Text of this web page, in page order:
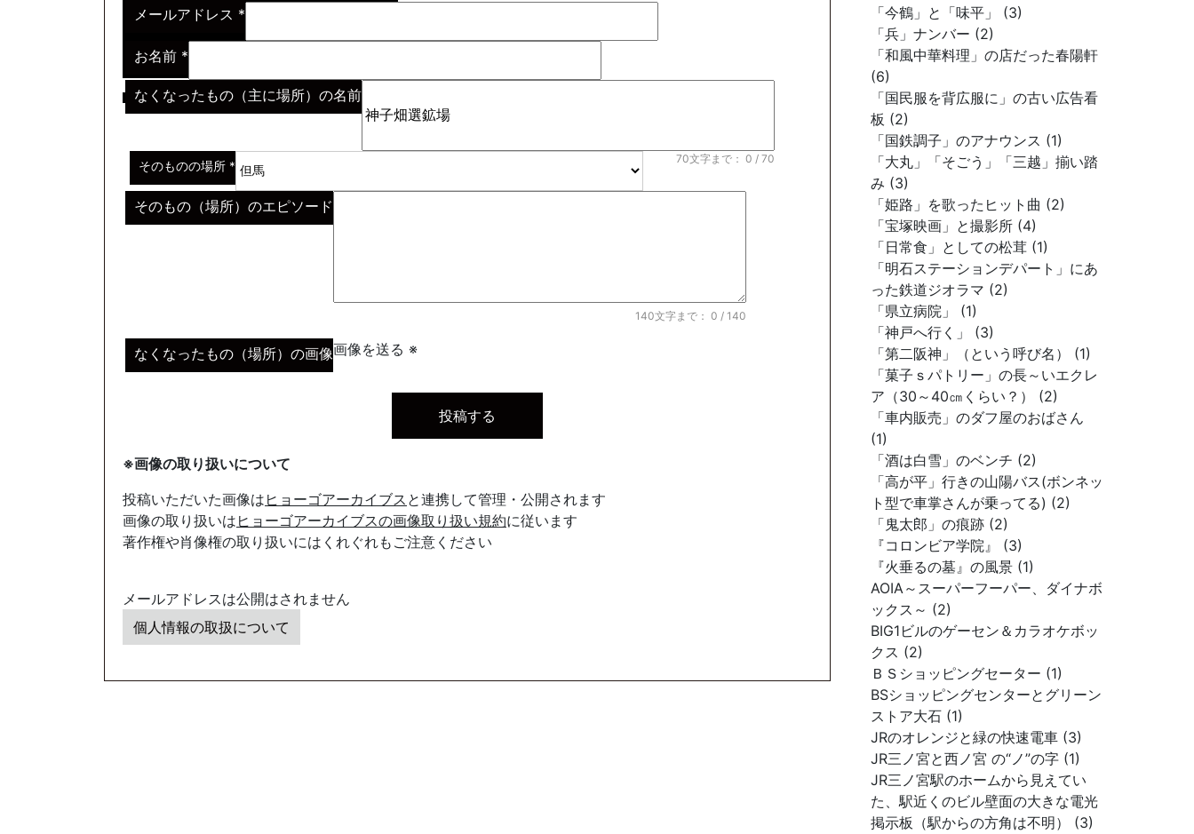
メールアドレス *
お名前 *
なくなったもの（主に場所）の名前
70文字まで：0 / 70
そのものの場所 *
そのもの（場所）のエピソード
140文字まで：0 / 140
なくなったもの（場所）の画像画像を送る ※
※画像の取り扱いについて
投稿いただいた画像は ヒョーゴアーカイブス と連携して管理・公開されます
画像の取り扱いは ヒョーゴアーカイブスの画像取り扱い規約に従います
著作権や肖像権の取り扱いにはくれぐれもご注意ください
メールアドレスは公開はされません
個人情報の取扱について
「今鶴」と「味平」 (3)
「兵」ナンバー (2)
「和風中華料理」の店だった春陽軒
(6)
「国民服を背広服に」の古い広告看
板 (2)
「国鉄調子」のアナウンス (1)
「大丸」「そごう」「三越」揃い踏
み (3)
「姫路」を歌ったヒット曲 (2)
「宝塚映画」と撮影所 (4)
「日常食」としての松茸 (1)
「明石ステーションデパート」にあ
った鉄道ジオラマ (2)
「県立病院」 (1)
「神戸へ行く」 (3)
「第二阪神」（という呼び名） (1)
「菓子ｓパトリー」の長～いエクレ
ア（30～40㎝くらい？） (2)
「車内販売」のダフ屋のおばさん
(1)
「酒は白雪」のベンチ (2)
「高が平」行きの山陽バス(ボンネッ
ト型で車掌さんが乗ってる) (2)
「鬼太郎」の痕跡 (2)
『コロンビア学院』 (3)
『火垂るの墓』の風景 (1)
AOIA～スーパーフーパー、ダイナボ
ックス～ (2)
BIG1ビルのゲーセン＆カラオケボッ
クス (2)
ＢＳショッピングセーター (1)
BSショッピングセンターとグリーン
ストア大石 (1)
JRのオレンジと緑の快速電車 (3)
JR三ノ宮と西ノ宮 の“ノ”の字 (1)
JR三ノ宮駅のホームから見えてい
た、駅近くのビル壁面の大きな電光
掲示板（駅からの方角は不明） (3)